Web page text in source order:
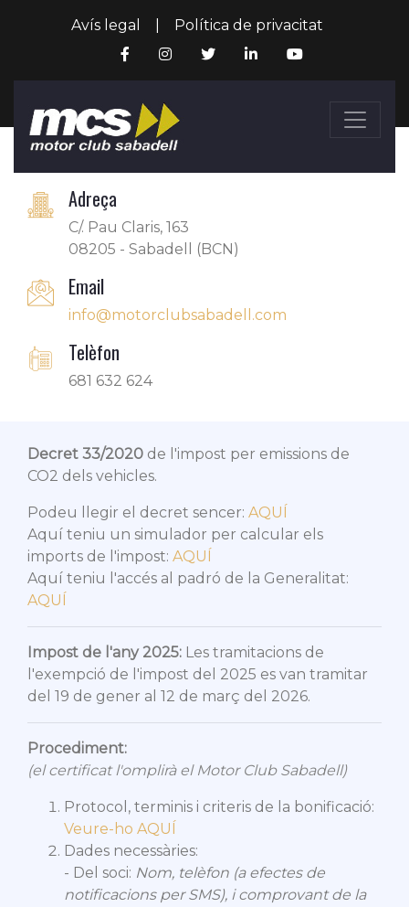
Avís legal Política de privacitat
Adreça
C/. Pau Claris, 163
08205 - Sabadell (BCN)
Email
info@motorclubsabadell.com
Telèfon
681 632 624
Decret 33/2020 de l'impost per emissions de
CO2 dels vehicles.
Podeu llegir el decret sencer: AQUÍ
Aquí teniu un simulador per calcular els
imports de l'impost: AQUÍ
Aquí teniu l'accés al padró de la Generalitat:
AQUÍ
Impost de l'any 2025: Les tramitacions de
l'exempció de l'impost del 2025 es van tramitar
del 19 de gener al 12 de març del 2026.
Procediment:
(el certificat l'omplirà el Motor Club Sabadell)
Protocol, terminis i criteris de la bonificació:
Veure-ho AQUÍ
Dades necessàries:
- Del soci: Nom, telèfon (a efectes de
notificacions per SMS), i comprovant de la